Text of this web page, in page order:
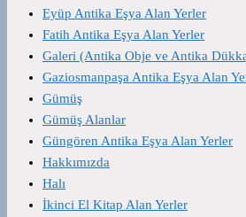
Eyüp Antika Eşya Alan Yerler
Fatih Antika Eşya Alan Yerler
Galeri (Antika Obje ve Antika
Gaziosmanpaşa Antika Eşya Alan
Gümüş
Gümüş Alanlar
Güngören Antika Eşya Alan Yerler
Hakkımızda
Halı
İkinci El Kitap Alan Yerler